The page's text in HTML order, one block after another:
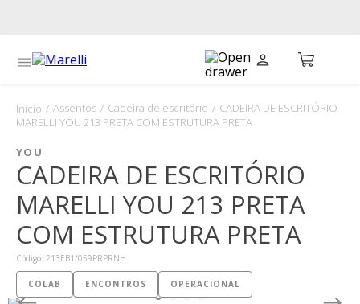
Assentos Cadeira de escritório
CADEIRA DE ESCRITÓRIO
MARELLI YOU 213 PRETA COM ESTRUTURA PRETA
YOU
CADEIRA DE ESCRITÓRIO
MARELLI YOU 213 PRETA
COM ESTRUTURA PRETA
Código: 213EB1/059PRPRNH
COLAB ENCONTROS OPERACIONAL